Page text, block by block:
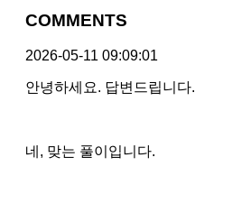
COMMENTS
2026-05-11 09:09:01
안녕하세요. 답변드립니다.
네, 맞는 풀이입니다.